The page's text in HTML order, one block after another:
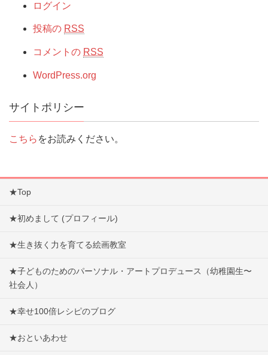
ログイン
投稿の RSS
コメントの RSS
WordPress.org
サイトポリシー
こちら をお読みください。
★Top
★初めまして (プロフィール)
★生き抜く力を育てる絵画教室
★子どものためのパーソナル・アートプロデュース（幼稚園生〜
社会人）
★幸せ100倍レシピのブログ
★おといあわせ